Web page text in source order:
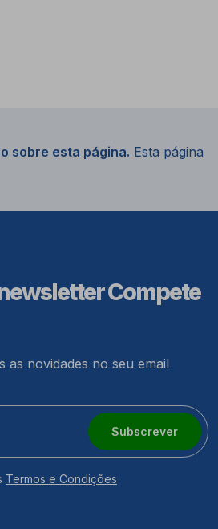
sobre esta página. Esta página
Compete
as novidades no seu email
Subscrever
Termos e Condições